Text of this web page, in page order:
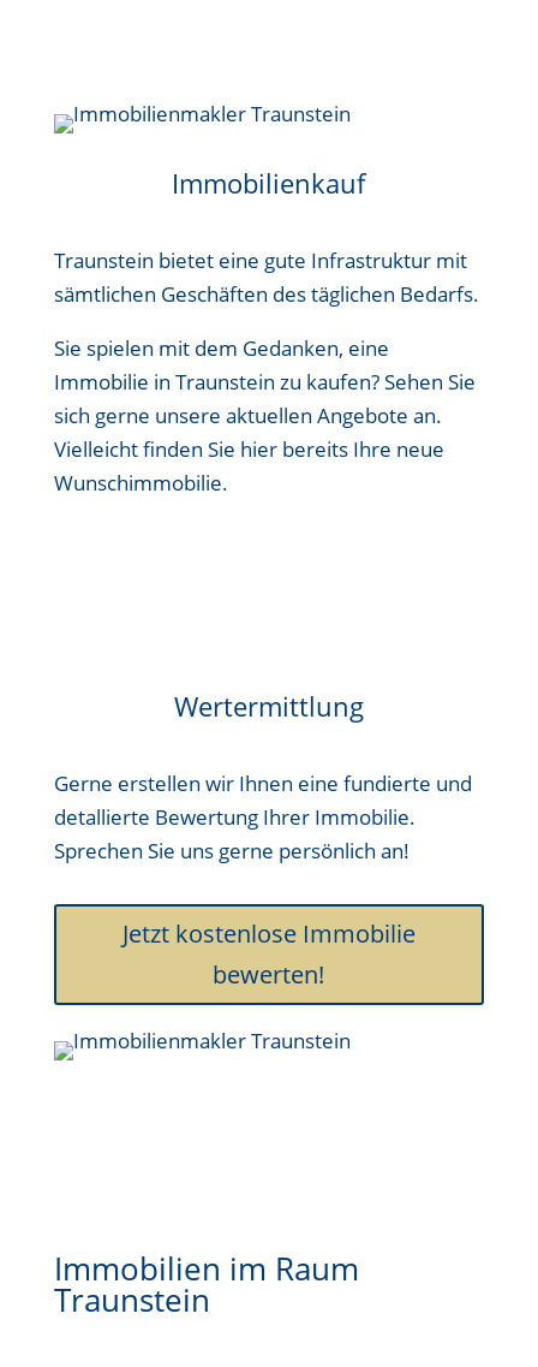
Immobilienkauf
Traunstein bietet eine gute Infrastruktur mit
sämtlichen Geschäften des täglichen Bedarfs.
Sie spielen mit dem Gedanken, eine
Immobilie in Traunstein zu kaufen? Sehen Sie
sich gerne unsere aktuellen Angebote an.
Vielleicht finden Sie hier bereits Ihre neue
Wunschimmobilie.
Wertermittlung
Gerne erstellen wir Ihnen eine fundierte und
detallierte Bewertung Ihrer Immobilie.
Sprechen Sie uns gerne persönlich an!
Jetzt kostenlose Immobilie
bewerten!
Immobilien im Raum
Traunstein